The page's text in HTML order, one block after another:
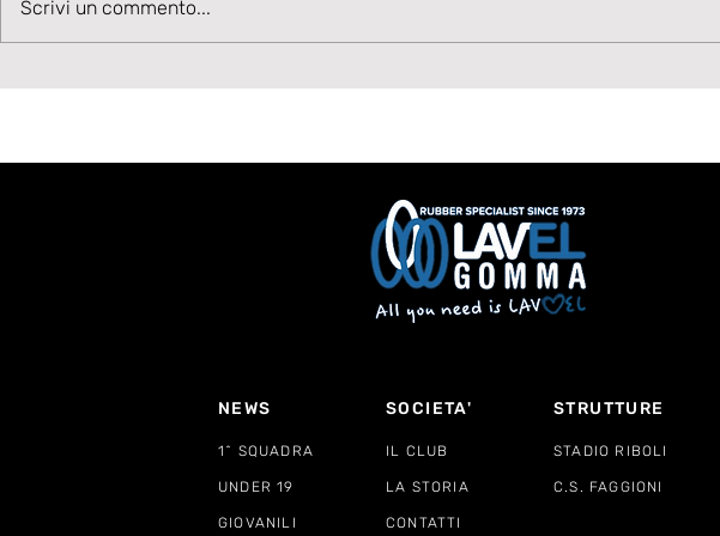
Velocità, Potenza, Gol,
Scrivi un commento...
NEWS SOCIETA' STRUTTURE
1^ SQUADRA IL CLUB STADIO RIBOLI
UNDER 19 LA STORIA C.S. FAGGIONI
GIOVANILI CONTATTI